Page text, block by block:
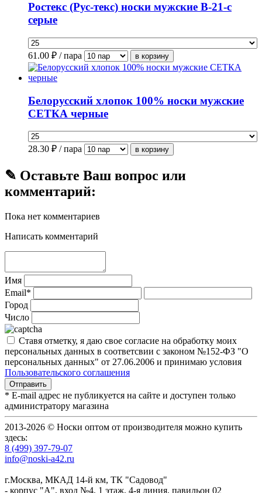
Ростекс (Рус-текс) носки мужские В-21-с
серые
61.00 ₽ / пара
Белорусский хлопок 100% носки мужские
СЕТКА черные
28.30 ₽ / пара
✎ Оставьте Ваш вопрос или
комментарий:
Пока нет комментариев
Написать комментарий
Имя
Email*
Город
Число
Ставя отметку, я даю свое согласие на обработку моих
персональных данных в соответсвии с законом №152-ФЗ "О
персональных данных" от 27.06.2006 и принимаю условия
Пользовательского соглашения
* E-mail адрес не публикуется на сайте и доступен только
администратору магазина
2013-2026 © Носки оптом от производителя можно купить
здесь:
8 (499) 397-79-07
info@noski-a42.ru
г.Москва, МКАД 14-й км, ТК "Садовод"
- корпус "А", вход №4, 1 этаж, 4-я линия, павильон 02